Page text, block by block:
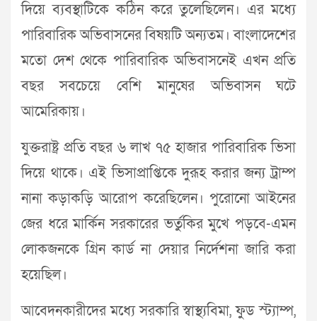
দিয়ে ব্যবস্থাটিকে কঠিন করে তুলেছিলেন। এর মধ্যে
পারিবারিক অভিবাসনের বিষয়টি অন্যতম। বাংলাদেশের
মতো দেশ থেকে পারিবারিক অভিবাসনেই এখন প্রতি
বছর সবচেয়ে বেশি মানুষের অভিবাসন ঘটে
আমেরিকায়।
যুক্তরাষ্ট্র প্রতি বছর ৬ লাখ ৭৫ হাজার পারিবারিক ভিসা
দিয়ে থাকে। এই ভিসাপ্রাপ্তিকে দুরূহ করার জন্য ট্রাম্প
নানা কড়াকড়ি আরোপ করেছিলেন। পুরোনো আইনের
জের ধরে মার্কিন সরকারের ভর্তুকির মুখে পড়বে-এমন
লোকজনকে গ্রিন কার্ড না দেয়ার নির্দেশনা জারি করা
হয়েছিল।
আবেদনকারীদের মধ্যে সরকারি স্বাস্থ্যবিমা, ফুড স্ট্যাম্প,